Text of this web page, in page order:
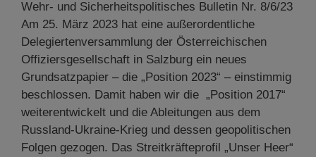
Wehr- und Sicherheitspolitisches Bulletin Nr. 8/6/23
Am 25. März 2023 hat eine außerordentliche
Delegiertenversammlung der Österreichischen
Offiziersgesellschaft in Salzburg ein neues
Grundsatzpapier – die „Position 2023“ – einstimmig
beschlossen. Damit haben wir die „Position 2017“
weiterentwickelt und die Ableitungen aus dem
Russland-Ukraine-Krieg und dessen geopolitischen
Folgen gezogen. Das Streitkräfteprofil „Unser Heer“